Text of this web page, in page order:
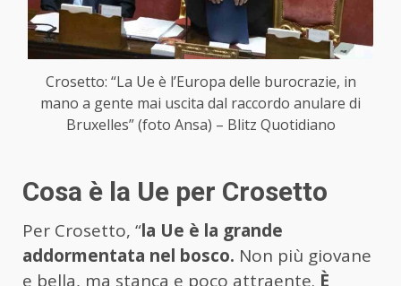
Crosetto: “La Ue è l’Europa delle burocrazie, in
mano a gente mai uscita dal raccordo anulare di
Bruxelles” (foto Ansa) – Blitz Quotidiano
Cosa è la Ue per Crosetto
Per Crosetto, “la Ue è la grande
addormentata nel bosco. Non più giovane
e bella, ma stanca e poco attraente. È